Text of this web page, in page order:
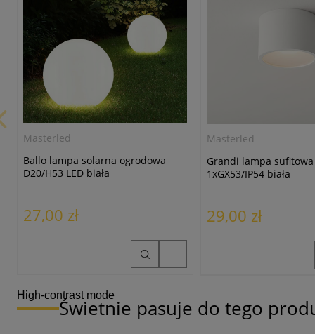
Masterled
Ballo lampa solarna ogrodowa
D20/H53 LED biała
27,00 zł
Masterled
Grandi lampa
1xGX53/IP54 biała
29,00 zł
High-contrast mode
Świetnie pasuje do tego